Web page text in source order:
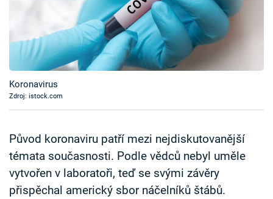
TV Program
Časopis
Sledujte prima+
Sledujte nás
Koronavirus
Zdroj: istock.com
Původ koronaviru patří mezi nejdiskutovanější
témata současnosti. Podle vědců nebyl uměle
vytvořen v laboratoři, teď se svými závěry
přispěchal americký sbor náčelníků štábů.